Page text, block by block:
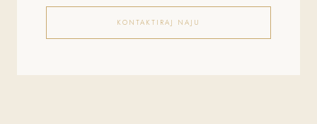
KONTAKTIRAJ NAJU